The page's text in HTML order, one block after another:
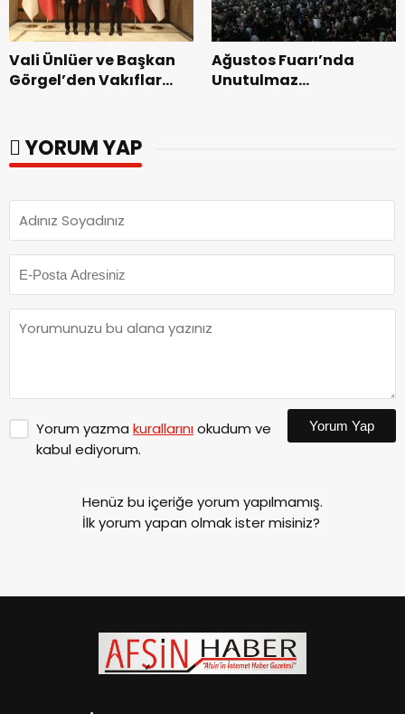
Vali Ünlüer ve Başkan
Görgel’den Vakıflar
Ağustos Fuarı’nda
Unutulmaz
YORUM YAP
Yorum yazma kurallarınıokudum ve
kabul ediyorum.
Yorum Yap
Henüz bu içeriğe yorum yapılmamış.
İlk yorum yapan olmak ister misiniz?